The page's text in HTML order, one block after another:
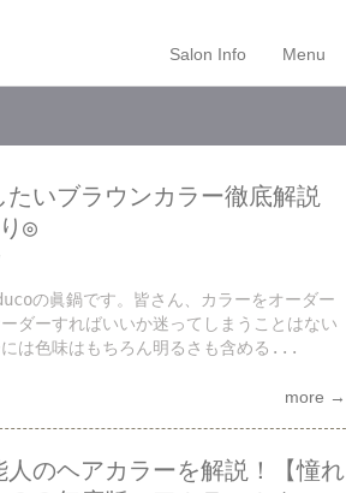
Salon Info Menu
たいブラウンカラー徹底解説
◎
の眞鍋です。皆さん、カラーをオーダー
ダーすればいいか迷ってしまうことはない
は色味はもちろん明るさも含める...
more →
のヘアカラーを解説！【憧れ